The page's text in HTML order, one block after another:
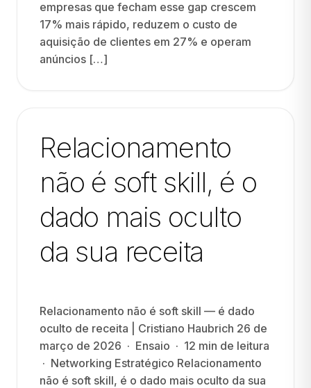
empresas que fecham esse gap crescem
17% mais rápido, reduzem o custo de
aquisição de clientes em 27% e operam
anúncios […]
Relacionamento
não é soft skill, é o
dado mais oculto
da sua receita
Relacionamento não é soft skill — é dado
oculto de receita | Cristiano Haubrich 26 de
março de 2026 · Ensaio · 12 min de leitura
· Networking Estratégico Relacionamento
não é soft skill, é o dado mais oculto da sua